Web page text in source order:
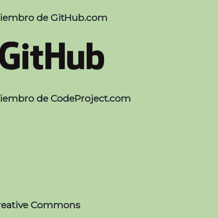
de GitHub.com
de CodeProject.com
Commons